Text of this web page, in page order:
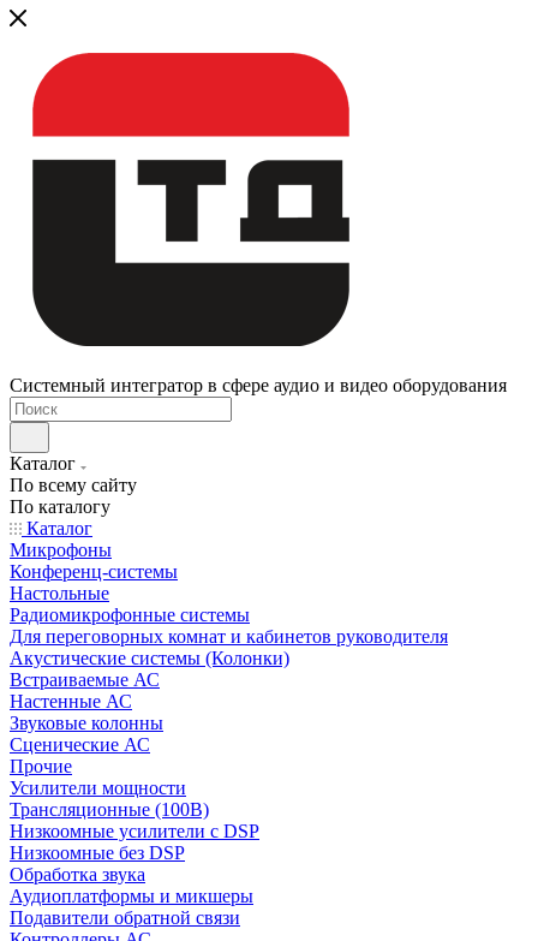
Системный интегратор в сфере аудио и видео оборудования
Каталог
По всему сайту
По каталогу
Каталог
Микрофоны
Конференц-системы
Настольные
Радиомикрофонные системы
Для переговорных комнат и кабинетов руководителя
Акустические системы (Колонки)
Встраиваемые АС
Настенные АС
Звуковые колонны
Сценические АС
Прочие
Усилители мощности
Трансляционные (100В)
Низкоомные усилители с DSP
Низкоомные без DSP
Обработка звука
Аудиоплатформы и микшеры
Подавители обратной связи